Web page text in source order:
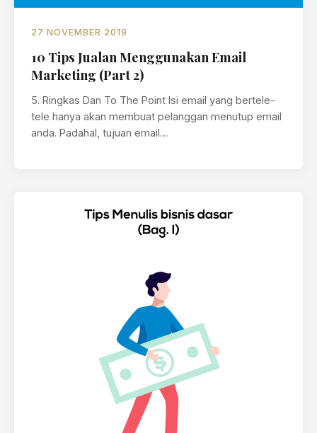
27 NOVEMBER 2019
10 Tips Jualan Menggunakan Email
Marketing (Part 2)
5. Ringkas Dan To The Point Isi email yang bertele-
tele hanya akan membuat pelanggan menutup email
anda. Padahal, tujuan email…